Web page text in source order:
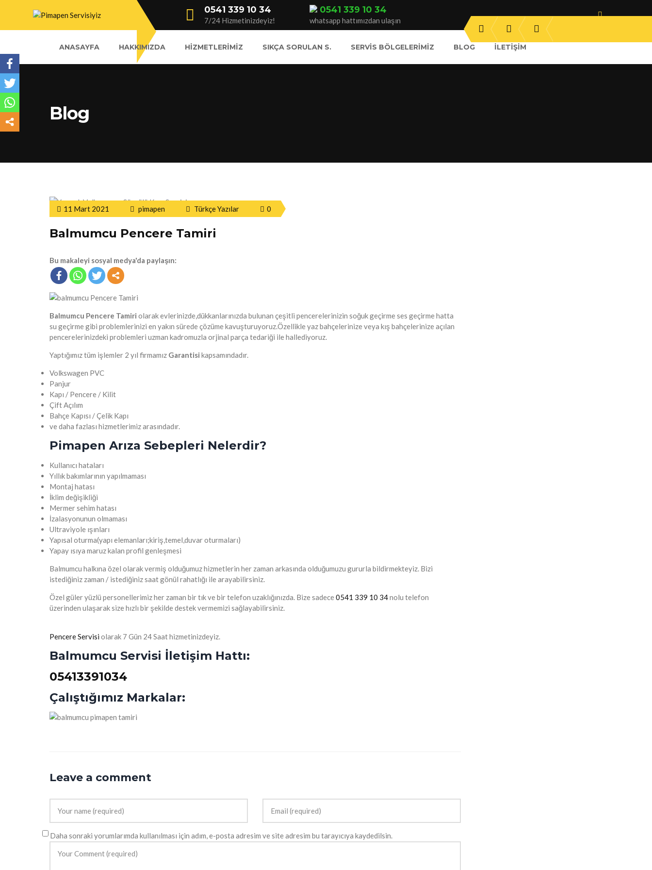
0541 339 10 34
7/24 Hizmetinizdeyiz!
0541 339 10 34
whatsapp hattımızdan ulaşın
ANASAYFA HAKKIMIZDA HIZMETLERIMIZ SIKÇA SORULAN S. SERVIS BÖLGELERIMIZ BLOG İLETIŞIM
Blog
11 Mart 2021 pimapen Türkçe Yazılar 0
Balmumcu Pencere Tamiri
Bu makaleyi sosyal medya'da paylaşın:
Balmumcu Pencere Tamiri olarak evlerinizde,dükkanlarınızda bulunan çeşitli pencerelerinizin soğuk geçirme ses geçirme hatta
su geçirme gibi problemlerinizi en yakın sürede çözüme kavuşturuyoruz.Özellikle yaz bahçelerinize veya kış bahçelerinize açılan
pencerelerinizdeki problemleri uzman kadromuzla orjinal parça tedariği ile hallediyoruz.
Yaptığımız tüm işlemler 2 yıl firmamız Garantisi kapsamındadır.
Volkswagen PVC
Panjur
Kapı / Pencere / Kilit
Çift Açılım
Bahçe Kapısı / Çelik Kapı
ve daha fazlası hizmetlerimiz arasındadır.
Pimapen Arıza Sebepleri Nelerdir?
Kullanıcı hataları
Yıllık bakımlarının yapılmaması
Montaj hatası
İklim değişikliği
Mermer sehim hatası
İzalasyonunun olmaması
Ultraviyole ışınları
Yapısal oturma(yapı elemanları;kiriş,temel,duvar oturmaları)
Yapay ısıya maruz kalan profil genleşmesi
Balmumcu halkına özel olarak vermiş olduğumuz hizmetlerin her zaman arkasında olduğumuzu gururla bildirmekteyiz. Bizi
istediğiniz zaman / istediğiniz saat gönül rahatlığı ile arayabilirsiniz.
Özel güler yüzlü personellerimiz her zaman bir tık ve bir telefon uzaklığınızda. Bize sadece0541 339 10 34nolu telefon
üzerinden ulaşarak size hızlı bir şekilde destek vermemizi sağlayabilirsiniz.
Pencere Servisi olarak 7 Gün 24 Saat hizmetinizdeyiz.
Balmumcu Servisi İletişim Hattı:
05413391034
Çalıştığımız Markalar:
Leave a comment
Daha sonraki yorumlarımda kullanılması için adım, e-posta adresim ve site adresim bu tarayıcıya kaydedilsin.